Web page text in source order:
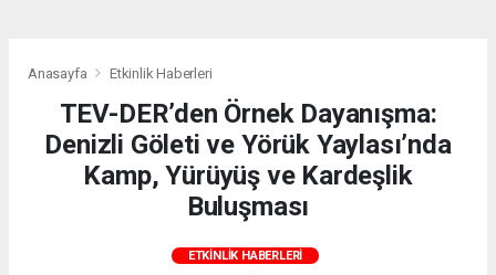
Anasayfa Etkinlik Haberleri
TEV-DER’den Örnek Dayanışma:
Denizli Göleti ve Yörük Yaylası’nda
Kamp, Yürüyüş ve Kardeşlik
Buluşması
ETKINLIK HABERLERI